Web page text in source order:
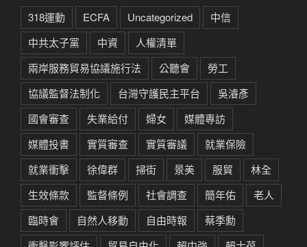
318運動 ECFA Uncategorized
中信
中共太子黨
中資
人權清單
兩岸服務貿易協議施行法
公聽會
勞工
協議監督法制化
台灣守護民主平台
吳濬彥
國會審查
失業給付 婦女
媒體專訪
媒體投書
實質審查 實質審議
就業保險
就業衝擊
徐偉群 掃街 景美 服貿
林全
生效條款
監督條例 社會調查 簡年佑
老人
臨時會
自然人移動 自由時報
蔡季勳